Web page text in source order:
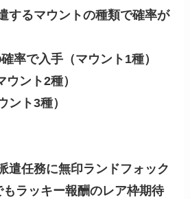
するマウントの種類で確率が
率で入手（マウント1種）
ント2種）
ト3種）
遣任務に無印ランドフォック
ラッキー報酬のレア枠期待